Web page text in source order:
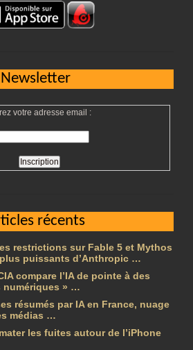
Newsletter
votre adresse email :
récents
restrictions sur Fable 5 et Mythos
puissants d’Anthropic …
compare l’IA de pointe à des
numériques » …
résumés par IA en France, nuage
médias …
les fuites autour de l’iPhone